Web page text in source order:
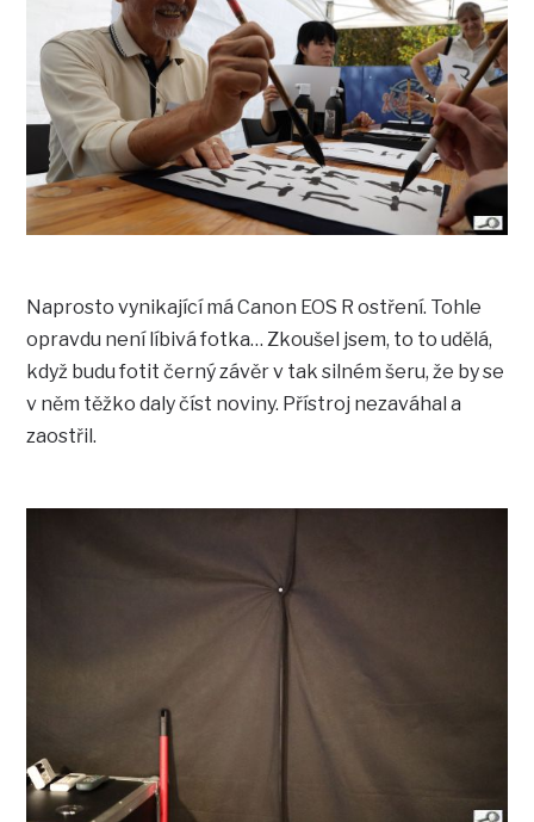
Naprosto vynikající má Canon EOS R ostření. Tohle
opravdu není líbivá fotka… Zkoušel jsem, to to udělá,
když budu fotit černý závěr v tak silném šeru, že by se
v něm těžko daly číst noviny. Přístroj nezaváhal a
zaostřil.